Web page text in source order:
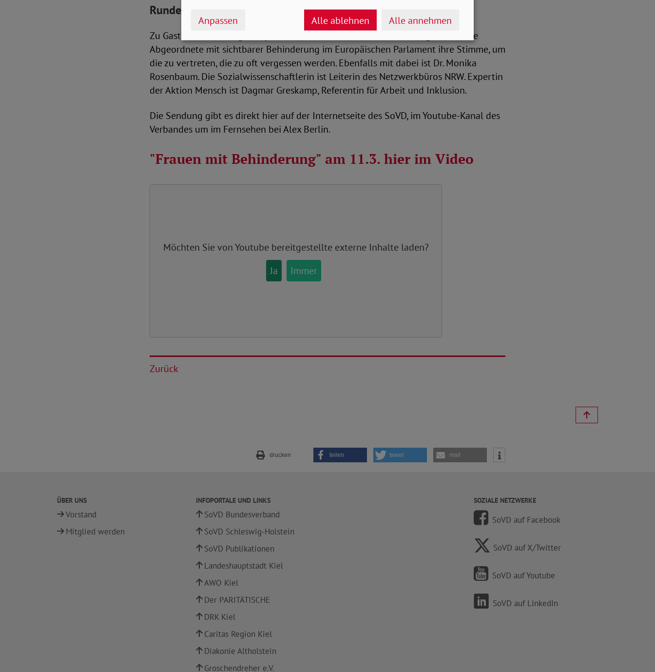
Runde mit Expertinnen besetzt
Zu Gast ist Katrin Langensiepen von den Grünen. Sie nutzt als einzige weibliche
Abgeordnete mit sichtbarer Behinderung im Europäischen Parlament ihre Stimme, um
die zu vertreten, die zu oft vergessen werden. Ebenfalls mit dabei ist Dr. Monika
Rosenbaum. Die Sozialwissenschaftlerin ist Leiterin des Netzwerkbüros NRW. Expertin
der Aktion Mensch ist Dagmar Greskamp, Referentin für Arbeit und Inklusion.
Die Sendung gibt es direkt hier auf der Internetseite des SoVD, im Youtube-Kanal des
Verbandes um im Fernsehen bei Alex Berlin.
"Frauen mit Behinderung" am 11.3. hier im Video
Möchten Sie vonYoutube bereitgestellte externe Inhalte laden?
Ja
Immer
Zurück
drucken teilen tweet mail
ÜBER UNS
Vorstand
Mitglied werden
INFOPORTALE UND LINKS
SoVD Bundesverband
SoVD Schleswig-Holstein
SoVD Publikationen
Landeshauptstadt Kiel
AWO Kiel
Der PARITÄTISCHE
DRK Kiel
Caritas Region Kiel
Diakonie Altholstein
Groschendreher e.V.
SOZIALE NETZWERKE
SoVD auf Facebook
SoVD auf X/Twitter
SoVD auf Youtube
SoVD auf LinkedIn
Anpassen Alle ablehnen Alle annehmen